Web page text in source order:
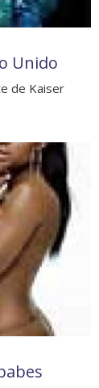
Unido
de Kaiser